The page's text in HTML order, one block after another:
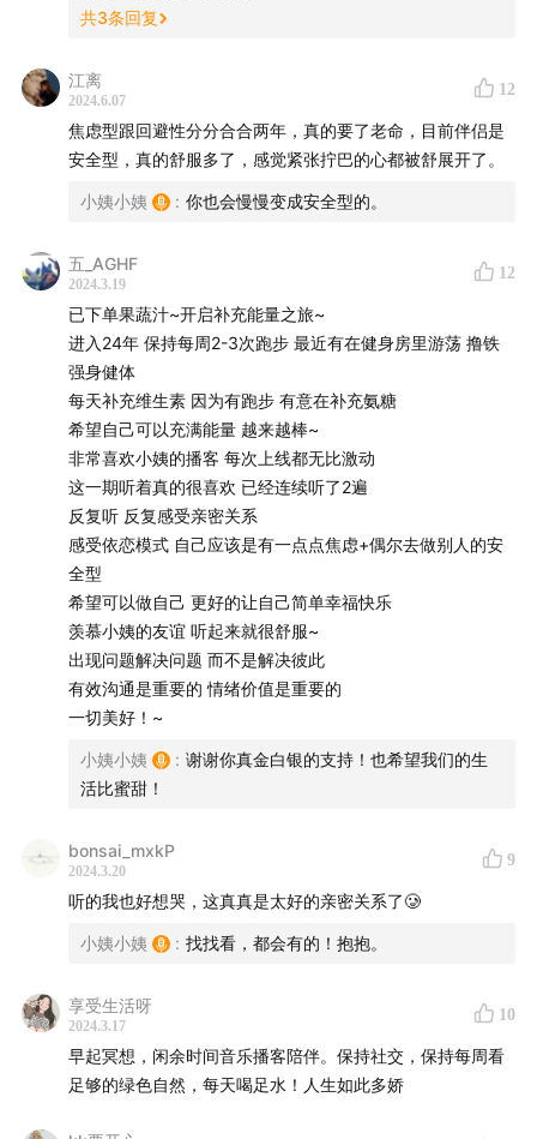
但从生物学的角度来看，无论我们之前有多么独立，
多么不愿意依赖别人，如果进入了亲密关系，这种相互依
恋的感觉都会势不可挡，来势汹汹；
成年人依恋理论的中心思想：如果你想要亲密的朋
友、亲密的伴侣，你就该找到对的人，与之相伴。任何关
会从关系里索取，要求、付出、妥协等等，你既要回报，
你也得付出，所以在这一来一回的较量中，那个人是否愿
意配合，你是否愿意配合，是这段关系至关重要的纽带；
只有自己的需求被满足了，你才会在关系中获得亲密
感、存在感和安全感。而且我们每个人都要意识到，我们
的需求都是合理的，他们没有好坏之分，仅仅是自己的需
求而已；
在这个世界上，有很多很多优秀独特的人，都可以成
为你的朋友和伴侣，你多接触一些人，而不是在一棵树上
吊死，多尝试，才能更加准确地找到那个对的人，我只想
说，适合自己的人有很多；
我更喜欢从人群里去把那个对的人筛选出来，允许他
巧来帮助自己更好地筛选出这个人。此时你才会发现，自
己筛选出来的那个人，大概率也是那个让你很舒服的人；
24:45
通过自己和朋友的案例来体现安全型依恋的人是如何
相处、解决问题、陪伴彼此的。好的关系就是对方把自己
求可以得到别人的回应。就算暂时没有人回应，我也可以
更好地和自己相处，而不是一味的谴责自己的需求，苛责
自己要的太多。
共3条回复
江离
2024.6.07
12
焦虑型跟回避性分分合合两年，真的要了老命，目前伴侣是
安全型，真的舒服多了，感觉紧张拧巴的心都被舒展开了。
小姨小姨 : 你也会慢慢变成安全型的。
五_AGHF
2024.3.19
12
已下单果蔬汁~开启补充能量之旅~
进入24年 保持每周2-3次跑步 最近有在健身房里游荡 撸铁
强身健体
每天补充维生素 因为有跑步 有意在补充氨糖
希望自己可以充满能量 越来越棒~
非常喜欢小姨的播客 每次上线都无比激动
这一期听着真的很喜欢 已经连续听了2遍
反复听 反复感受亲密关系
感受依恋模式 自己应该是有一点点焦虑+偶尔去做别人的安
全型
希望可以做自己 更好的让自己简单幸福快乐
羡慕小姨的友谊 听起来就很舒服~
出现问题解决问题 而不是解决彼此
有效沟通是重要的 情绪价值是重要的
一切美好！~
小姨小姨 : 谢谢你真金白银的支持！也希望我们的生
活比蜜甜！
bonsai_mxkP
2024.3.20
9
听的我也好想哭，这真真是太好的亲密关系了🥲
小姨小姨 : 找找看，都会有的！抱抱。
享受生活呀
2024.3.17
10
早起冥想，闲余时间音乐播客陪伴。保持社交，保持每周看
足够的绿色自然，每天喝足水！人生如此多娇